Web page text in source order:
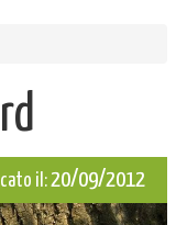
il:20/09/2012